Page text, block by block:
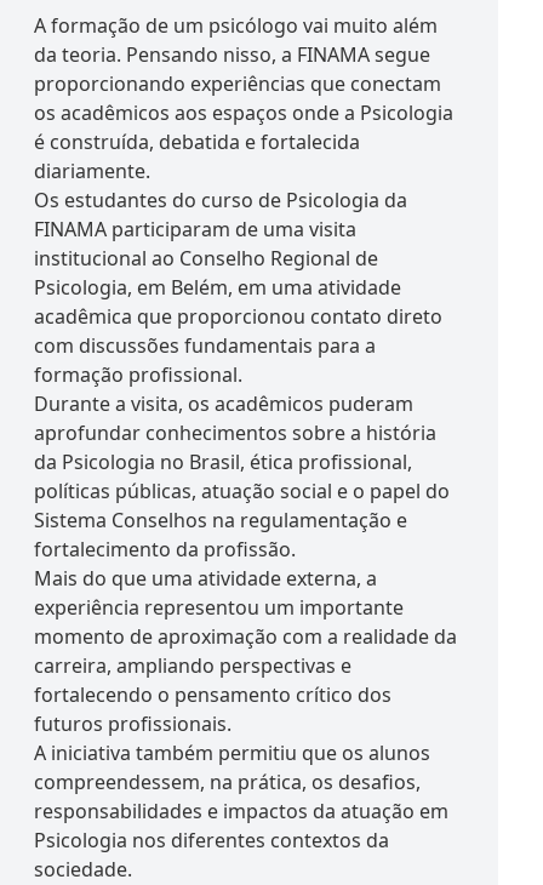
A formação de um psicólogo vai muito além
da teoria. Pensando nisso, a FINAMA segue
proporcionando experiências que conectam
os acadêmicos aos espaços onde a Psicologia
é construída, debatida e fortalecida
diariamente.
Os estudantes do curso de Psicologia da
FINAMA participaram de uma visita
institucional ao Conselho Regional de
Psicologia, em Belém, em uma atividade
acadêmica que proporcionou contato direto
com discussões fundamentais para a
formação profissional.
Durante a visita, os acadêmicos puderam
aprofundar conhecimentos sobre a história
da Psicologia no Brasil, ética profissional,
políticas públicas, atuação social e o papel do
Sistema Conselhos na regulamentação e
fortalecimento da profissão.
Mais do que uma atividade externa, a
experiência representou um importante
momento de aproximação com a realidade da
carreira, ampliando perspectivas e
fortalecendo o pensamento crítico dos
futuros profissionais.
A iniciativa também permitiu que os alunos
compreendessem, na prática, os desafios,
responsabilidades e impactos da atuação em
Psicologia nos diferentes contextos da
sociedade.